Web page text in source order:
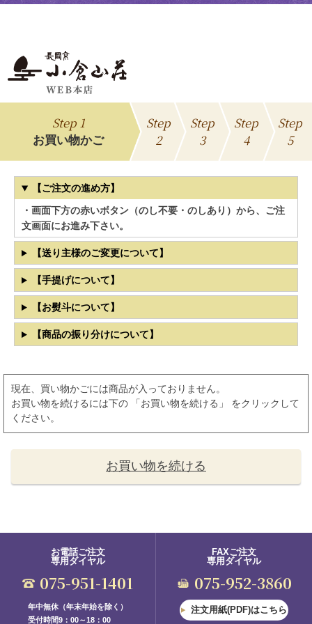
Step 1
お買い物かご
Step
2
Step
3
Step
4
Step
5
【ご注文の進め方】
・画面下方の赤いボタン（のし不要・のしあり）から、ご注
文画面にお進み下さい。
【送り主様のご変更について】
【手提げについて】
【お熨斗について】
【商品の振り分けについて】
現在、買い物かごには商品が入っておりません。
お買い物を続けるには下の 「お買い物を続ける」 をクリックして
ください。
お買い物を続ける
お電話ご注文
専用ダイヤル
075-951-1401
年中無休（年末年始を除く）
受付時間9：00～18：00
FAXご注文
専用ダイヤル
075-952-3860
注文用紙(PDF)はこちら